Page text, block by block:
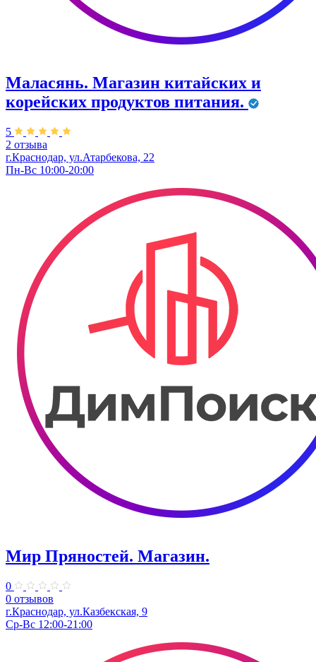
Маласянь. ​Магазин китайских и
корейских продуктов питания.
5
2 отзыва
г.Краснодар, ул.Атарбекова, 22
Пн-Вс 10:00-20:00
Мир Пряностей. Магазин.
0
0 отзывов
г.Краснодар, ул.Казбекская, 9
Ср-Вс 12:00-21:00